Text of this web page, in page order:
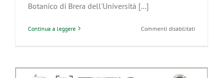
Botanico di Brera dell'Università [...]
Continua a leggere Commenti disabilitati